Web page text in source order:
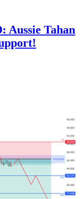
Aussie Tahan